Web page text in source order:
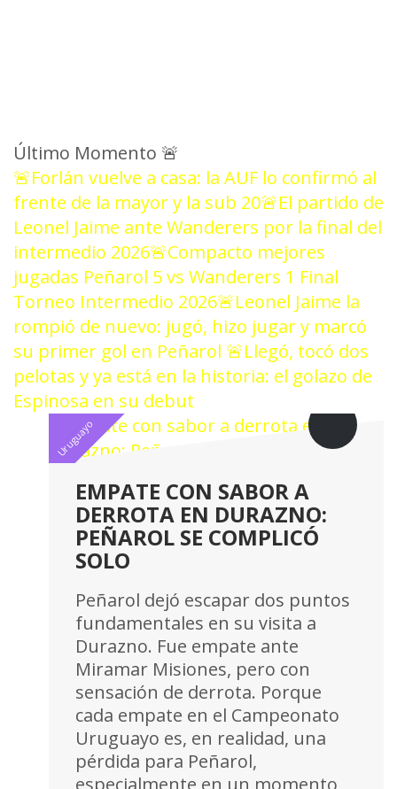
Último Momento 🚨
🚨Forlán vuelve a casa: la AUF lo confirmó al
frente de la mayor y la sub 20🚨El partido de
Leonel Jaime ante Wanderers por la final del
intermedio 2026🚨Compacto mejores
jugadas Peñarol 5 vs Wanderers 1 Final
Torneo Intermedio 2026🚨Leonel Jaime la
rompió de nuevo: jugó, hizo jugar y marcó
su primer gol en Peñarol 🚨Llegó, tocó dos
pelotas y ya está en la historia: el golazo de
Espinosa en su debut
Uruguayo
EMPATE CON SABOR A
DERROTA EN DURAZNO:
PEÑAROL SE COMPLICÓ
SOLO
Peñarol dejó escapar dos puntos
fundamentales en su visita a
Durazno. Fue empate ante
Miramar Misiones, pero con
sensación de derrota. Porque
cada empate en el Campeonato
Uruguayo es, en realidad, una
pérdida para Peñarol,
especialmente en un momento